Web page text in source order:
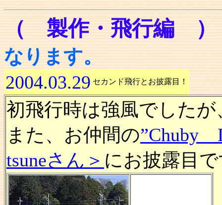
（ 製作・飛行編
なります。
2004.03.29 セカンド飛行とお披露目！
初飛行時は強風でした
また、お仲間の”Chuby
tsuneさん＞ にお披露目